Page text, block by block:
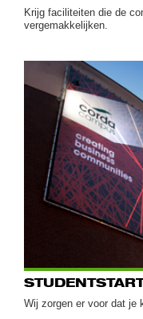
Krijg faciliteiten die de
vergemakkelijken.
Wij zorgen er voor dat je